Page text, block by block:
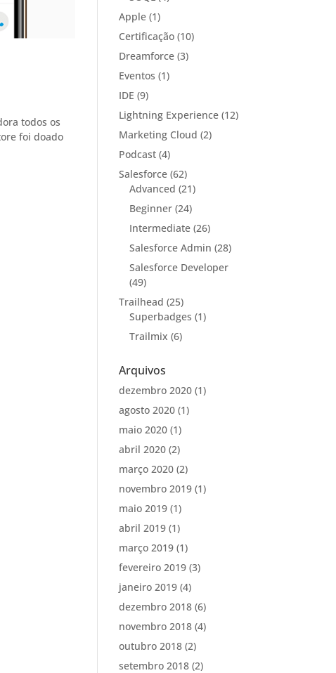
todos os
foi doado
Apple (1)
Certificação (10)
Dreamforce (3)
Eventos (1)
IDE (9)
Lightning Experience (12)
Marketing Cloud (2)
Podcast (4)
Salesforce (62)
Advanced (21)
Beginner (24)
Intermediate (26)
Salesforce Admin (28)
Salesforce Developer
(49)
Trailhead (25)
Superbadges (1)
Trailmix (6)
Arquivos
dezembro 2020 (1)
agosto 2020 (1)
maio 2020 (1)
abril 2020 (2)
março 2020 (2)
novembro 2019 (1)
maio 2019 (1)
abril 2019 (1)
março 2019 (1)
fevereiro 2019 (3)
janeiro 2019 (4)
dezembro 2018 (6)
novembro 2018 (4)
outubro 2018 (2)
setembro 2018 (2)